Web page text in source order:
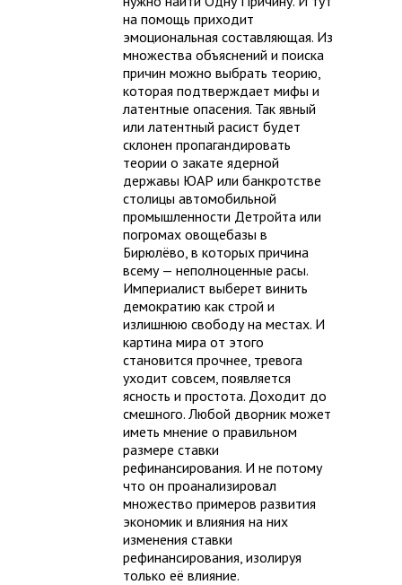
на помощь приходит
эмоциональная составляющая. Из
множества объяснений и поиска
причин можно выбрать теорию,
которая подтверждает мифы и
латентные опасения. Так явный
или латентный расист будет
склонен пропагандировать
теории о закате ядерной
державы ЮАР или банкротстве
столицы автомобильной
промышленности Детройта или
погромах овощебазы в
Бирюлёво, в которых причина
всему — неполноценные расы.
Империалист выберет винить
демократию как строй и
излишнюю свободу на местах. И
картина мира от этого
становится прочнее, тревога
уходит совсем, появляется
ясность и простота. Доходит до
смешного. Любой дворник может
иметь мнение о правильном
размере ставки
рефинансирования. И не потому
что он проанализировал
множество примеров развития
экономик и влияния на них
изменения ставки
рефинансирования, изолируя
только её влияние.